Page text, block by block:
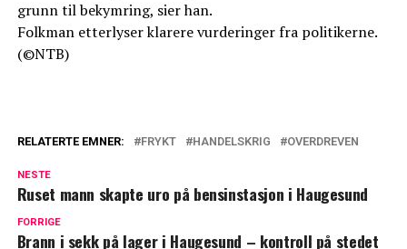
grunn til bekymring, sier han.
Folkman etterlyser klarere vurderinger fra politikerne.
(©NTB)
RELATERTE EMNER: FRYKT HANDELSKRIG OVERDREVEN
NESTE
Ruset mann skapte uro på bensinstasjon i Haugesund
FORRIGE
Brann i sekk på lager i Haugesund – kontroll på stedet